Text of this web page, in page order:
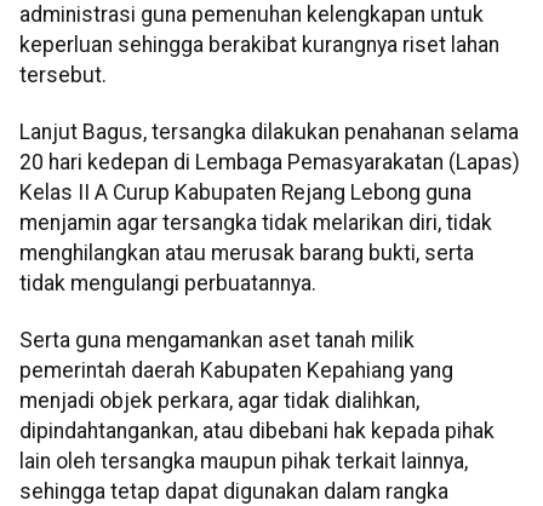
administrasi guna pemenuhan kelengkapan untuk
keperluan sehingga berakibat kurangnya riset lahan
tersebut.
Lanjut Bagus, tersangka dilakukan penahanan selama
20 hari kedepan di Lembaga Pemasyarakatan (Lapas)
Kelas II A Curup Kabupaten Rejang Lebong guna
menjamin agar tersangka tidak melarikan diri, tidak
menghilangkan atau merusak barang bukti, serta
tidak mengulangi perbuatannya.
Serta guna mengamankan aset tanah milik
pemerintah daerah Kabupaten Kepahiang yang
menjadi objek perkara, agar tidak dialihkan,
dipindahtangankan, atau dibebani hak kepada pihak
lain oleh tersangka maupun pihak terkait lainnya,
sehingga tetap dapat digunakan dalam rangka